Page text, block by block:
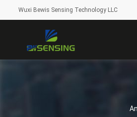
Wuxi Bewis Sensing Technology LLC